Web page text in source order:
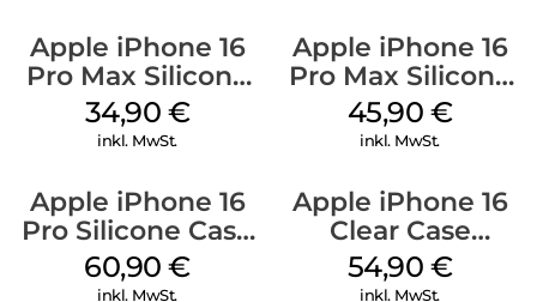
Apple iPhone 16
Pro Max Silicone
Case MagSafe
Denim
34,90 €
inkl. MwSt.
Apple iPhone 16
Pro Max Silicone
Case MagSafe
Ultramarine
45,90 €
inkl. MwSt.
Apple iPhone 16
Pro Silicone Case
MagSafe Stone
Gray
60,90€
inkl. MwSt.
Apple iPhone 16
Clear Case
MagSafe
Transparent
54,90 €
inkl. MwSt.